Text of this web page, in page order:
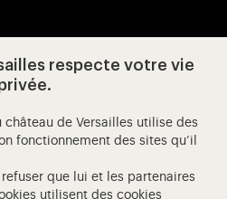
notre Facebook (ouverture
notre X (ouverture dans un
notre Instagram
Visitez notre YouTube
respecte votre vie
château de Versailles utilise des
fonctionnement des sites qu’il
que lui et les partenaires
utilisent des cookies